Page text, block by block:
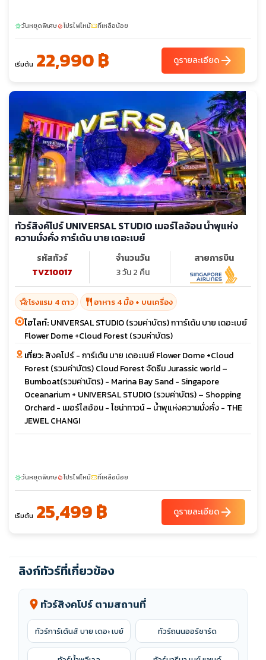
sunnyวันหยุดพิเศษlocal_fire_departmentโปรไฟไหม้confirmation_numberที่เหลือน้อย
เริ่มต้น 22,990 ฿ ดูรายละเอียดarrow_forward
ทัวร์สิงค์โปร์ UNIVERSAL STUDIO เมอร์ไลอ้อน น้ำพุแห่ง
ความมั่งคั่ง การ์เด้น บาย เดอะเบย์
รหัสทัวร์
TVZ10017
จำนวนวัน
3 วัน 2 คืน
สายการบิน
hotel_classโรงแรม 4 ดาว restaurant อาหาร 4 มื้อ + บนเครื่อง
ไฮไลท์:UNIVERSAL STUDIO (รวมค่าบัตร) กาาร์เด้น บาย เดอะเบย์
Flower Dome +Cloud Forest (รวมค่าบัตร)
เที่ยว:สิงคโปร์ - การ์เด้น บาย เดอะเบย์ Flower Dome +Cloud
Forest (รวมค่าบัตร) Cloud Forest จัดธีม Jurassic world –
Bumboat(รวมค่าบัตร) - Marina Bay Sand - Singapore
Oceanarium + UNIVERSAL STUDIO (รวมค่าบัตร) – Shopping
Orchard - เมอร์ไลอ้อน - ไชน่าทาวน์ – น้ำพุแห่งความมั่งคั่ง - THE
JEWEL CHANGI
sunnyวันหยุดพิเศษlocal_fire_departmentโปรไฟไหม้confirmation_numberที่เหลือน้อย
เริ่มต้น 25,499 ฿ ดูรายละเอียดarrow_forward
ลิงก์ทัวร์ที่เกี่ยวข้อง
location_on ทัวร์สิงคโปร์ ตามสถานที่
ทัวร์การ์เด้นส์ บาย เดอะ เบย์ ทัวร์ถนนออร์ชาร์ด